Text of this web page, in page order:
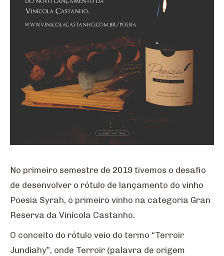
No primeiro semestre de 2019 tivemos o desafio
de desenvolver o rótulo de lançamento do vinho
Poesia Syrah, o primeiro vinho na categoria Gran
Reserva da Vinícola Castanho.
O conceito do rótulo veio do termo “Terroir
Jundiahy”, onde Terroir (palavra de origem